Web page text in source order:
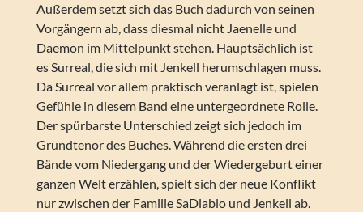
Außerdem setzt sich das Buch dadurch von seinen
Vorgängern ab, dass diesmal nicht Jaenelle und
Daemon im Mittelpunkt stehen. Hauptsächlich ist
es Surreal, die sich mit Jenkell herumschlagen muss.
Da Surreal vor allem praktisch veranlagt ist, spielen
Gefühle in diesem Band eine untergeordnete Rolle.
Der spürbarste Unterschied zeigt sich jedoch im
Grundtenor des Buches. Während die ersten drei
Bände vom Niedergang und der Wiedergeburt einer
ganzen Welt erzählen, spielt sich der neue Konflikt
nur zwischen der Familie SaDiablo und Jenkell ab.